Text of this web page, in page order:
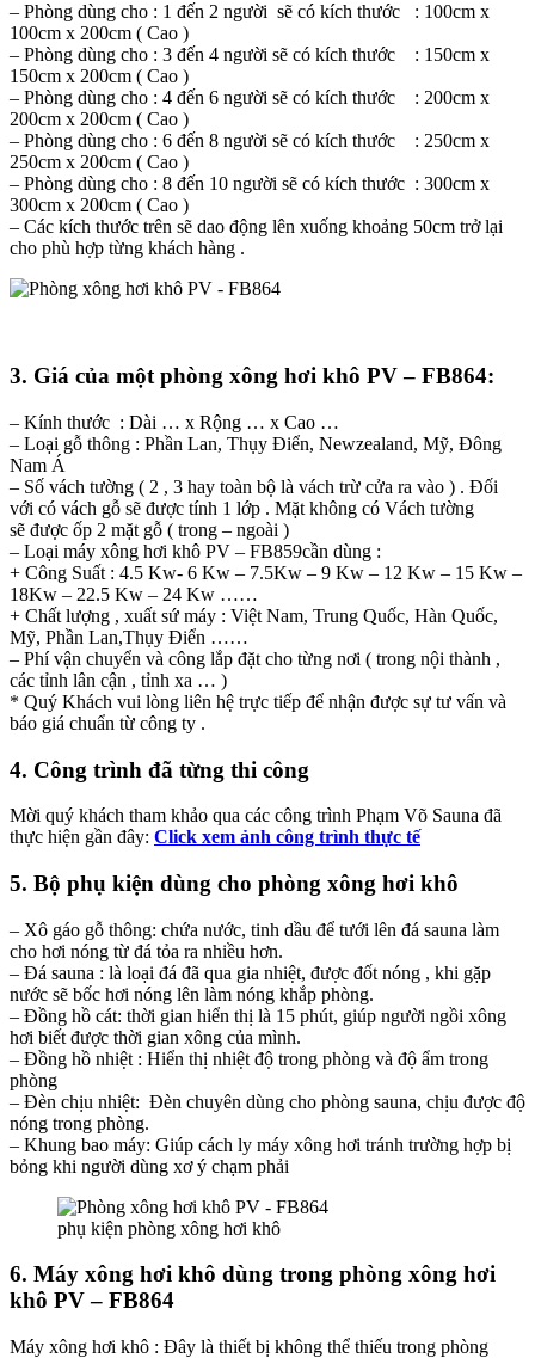
– Phòng dùng cho : 1 đến 2 người sẽ có kích thước : 100cm x
100cm x 200cm ( Cao )
– Phòng dùng cho : 3 đến 4 người sẽ có kích thước : 150cm x
150cm x 200cm ( Cao )
– Phòng dùng cho : 4 đến 6 người sẽ có kích thước : 200cm x
200cm x 200cm ( Cao )
– Phòng dùng cho : 6 đến 8 người sẽ có kích thước : 250cm x
250cm x 200cm ( Cao )
– Phòng dùng cho : 8 đến 10 người sẽ có kích thước : 300cm x
300cm x 200cm ( Cao )
– Các kích thước trên sẽ dao động lên xuống khoảng 50cm trở lại
cho phù hợp từng khách hàng .
3. Giá của một phòng xông hơi khô PV – FB864:
– Kính thước : Dài … x Rộng … x Cao …
– Loại gỗ thông : Phần Lan, Thụy Điển, Newzealand, Mỹ, Đông
Nam Á
– Số vách tường ( 2 , 3 hay toàn bộ là vách trừ cửa ra vào ) . Đối
với có vách gỗ sẽ được tính 1 lớp . Mặt không có Vách tường
sẽ được ốp 2 mặt gỗ ( trong – ngoài )
– Loại máy xông hơi khô PV – FB859cần dùng :
+ Công Suất : 4.5 Kw- 6 Kw – 7.5Kw – 9 Kw – 12 Kw – 15 Kw –
18Kw – 22.5 Kw – 24 Kw ……
+ Chất lượng , xuất sứ máy : Việt Nam, Trung Quốc, Hàn Quốc,
Mỹ, Phần Lan,Thụy Điển ……
– Phí vận chuyển và công lắp đặt cho từng nơi ( trong nội thành ,
các tỉnh lân cận , tỉnh xa … )
* Quý Khách vui lòng liên hệ trực tiếp để nhận được sự tư vấn và
báo giá chuẩn từ công ty .
4. Công trình đã từng thi công
Mời quý khách tham khảo qua các công trình Phạm Võ Sauna đã
thực hiện gần đây: Click xem ảnh công trình thực tế
5. Bộ phụ kiện dùng cho phòng xông hơi khô
– Xô gáo gỗ thông: chứa nước, tinh dầu để tưới lên đá sauna làm
cho hơi nóng từ đá tỏa ra nhiều hơn.
– Đá sauna : là loại đá đã qua gia nhiệt, được đốt nóng , khi gặp
nước sẽ bốc hơi nóng lên làm nóng khắp phòng.
– Đồng hồ cát: thời gian hiển thị là 15 phút, giúp người ngồi xông
hơi biết được thời gian xông của mình.
– Đồng hồ nhiệt : Hiển thị nhiệt độ trong phòng và độ ẩm trong
phòng
– Đèn chịu nhiệt: Đèn chuyên dùng cho phòng sauna, chịu được độ
nóng trong phòng.
– Khung bao máy: Giúp cách ly máy xông hơi tránh trường hợp bị
bỏng khi người dùng xơ ý chạm phải
phụ kiện phòng xông hơi khô
6. Máy xông hơi khô dùng trong phòng xông hơi
khô PV – FB864
Máy xông hơi khô : Đây là thiết bị không thể thiếu trong phòng